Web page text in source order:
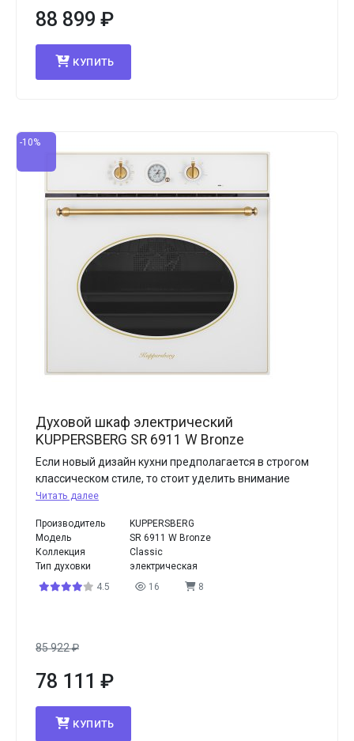
88 899 ₽
КУПИТЬ
-10%
Духовой шкаф электрический
KUPPERSBERG SR 6911 W Bronze
Если новый дизайн кухни предполагается в строгом
классическом стиле, то стоит уделить внимание
Читать далее
Производитель
KUPPERSBERG
Модель
SR 6911 W Bronze
Коллекция
Classic
Тип духовки
электрическая
4.5
16 8
85 922₽
78 111 ₽
КУПИТЬ